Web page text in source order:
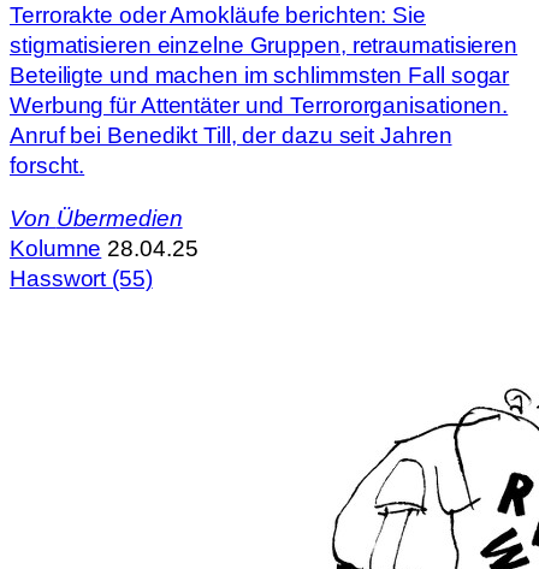
Terrorakte oder Amokläufe berichten: Sie
stigmatisieren einzelne Gruppen, retraumatisieren
Beteiligte und machen im schlimmsten Fall sogar
Werbung für Attentäter und Terrororganisationen.
Anruf bei Benedikt Till, der dazu seit Jahren
forscht.
Von Übermedien
Kolumne 28.04.25
Hasswort (55)